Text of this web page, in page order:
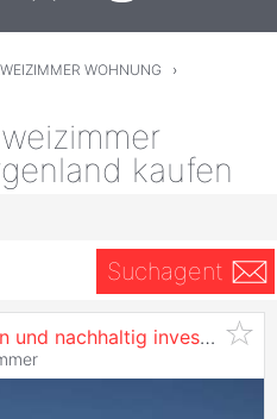
WOHNUNG
›
kaufen
Suchagent
Hoch 42 - modern wohnen und nachhaltig investieren (Provisionsfrei)